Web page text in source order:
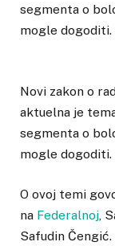
segmenta o
mogle dogoditi.
Novi zakon o
aktuelna je
segmenta o
mogle dogoditi.
O ovoj temi
na Federalnoj,
Safudin Čengić.